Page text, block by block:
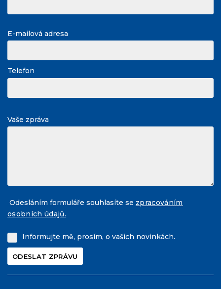
E-mailová adresa
Telefon
Vaše zpráva
Odesláním formuláře souhlasíte se zpracováním
osobních údajů.
Informujte mě, prosím, o vašich novinkách.